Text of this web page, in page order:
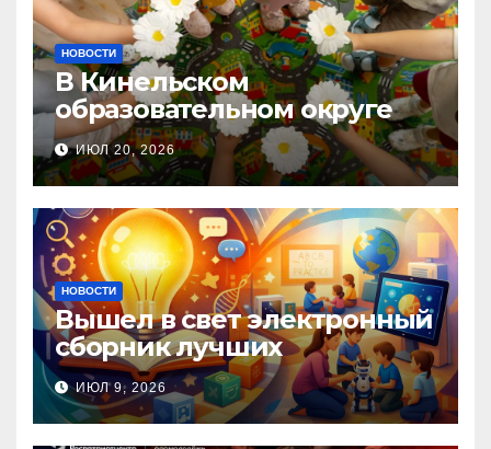
НОВОСТИ
В Кинельском
образовательном округе
прошла Неделя правовой
помощи, посвящённая Дню
семьи, любви и верности
ИЮЛ 20, 2026
НОВОСТИ
Вышел в свет электронный
сборник лучших
инновационных практик
педагогов дошкольного
образования!
ИЮЛ 9, 2026